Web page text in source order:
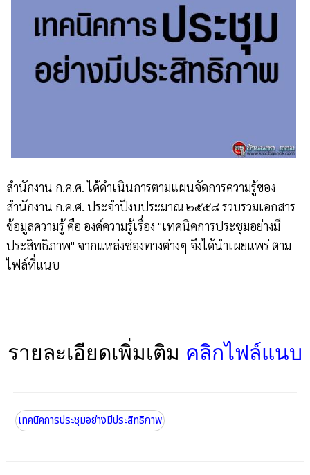
สำนักงาน ก.ค.ศ. ได้ดำเนินการตามแผนจัดการความรู้ของ
สำนักงาน ก.ค.ศ. ประจำปีงบประมาณ ๒๕๕๘ รวบรวมเอกสาร
ข้อมูลความรู้ คือ องค์ความรู้เรื่อง "เทคนิคการประชุมอย่างมี
ประสิทธิภาพ" จากแหล่งช่องทางต่างๆ จึงได้นำเผยแพร่ ตาม
ไฟล์ที่แนบ
รายละเอียดเพิ่มเติม คลิกไฟล์แนบ
เทคนิคการประชุมอย่างมีประสิทธิภาพ